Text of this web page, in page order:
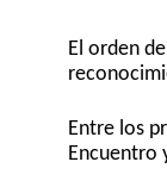
El orden
Entre los
Encuentro